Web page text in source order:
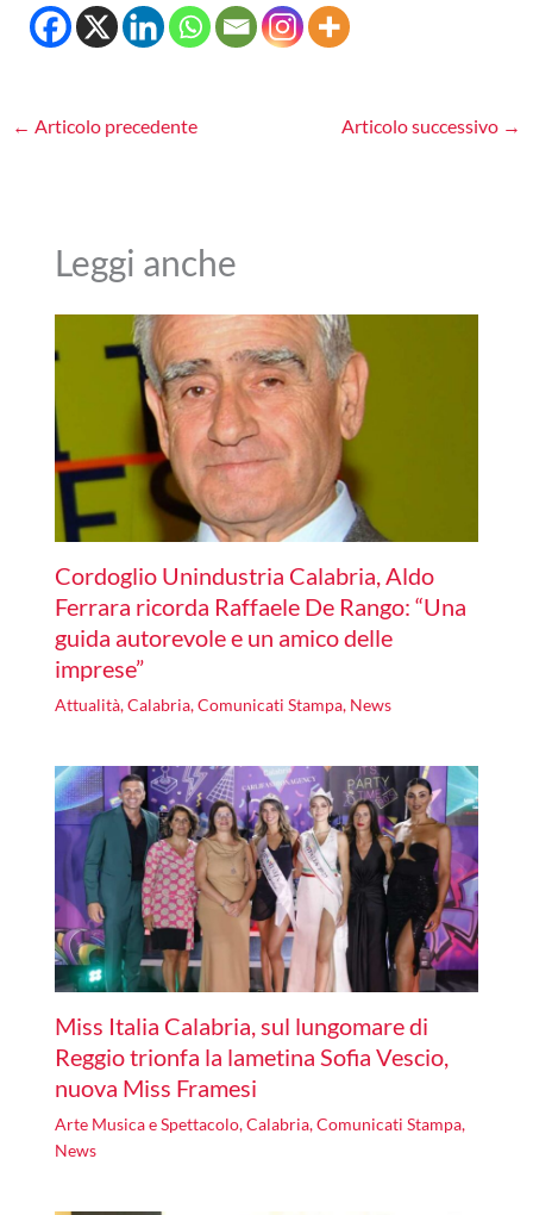
← Articolo precedente Articolo successivo →
Leggi anche
Cordoglio Unindustria Calabria, Aldo
Ferrara ricorda Raffaele De Rango: “Una
guida autorevole e un amico delle
imprese”
Attualità,Calabria,Comunicati Stampa, News
Miss Italia Calabria, sul lungomare di
Reggio trionfa la lametina Sofia Vescio,
nuova Miss Framesi
Arte Musica e Spettacolo,Calabria,Comunicati Stampa,
News